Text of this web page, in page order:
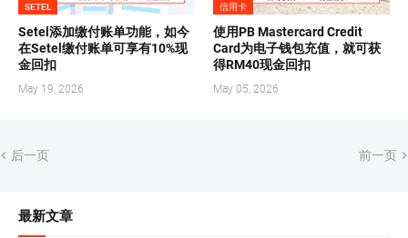
SETEL
Setel添加缴付账单功能，如今
在Setel缴付账单可享有10%现
金回扣
May 19, 2026
信用卡
使用PB Mastercard Credit
Card为电子钱包充值，就可获
得RM40现金回扣
May 05, 2026
后一页 前一页
最新文章